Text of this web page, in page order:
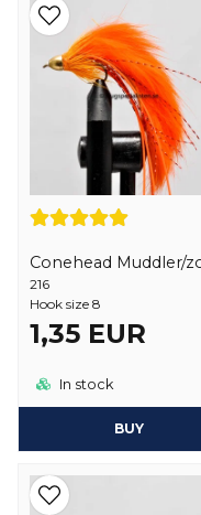
216
Hook size 8
1,35 EUR
In stock
BUY